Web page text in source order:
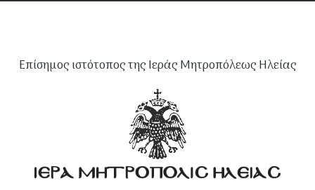
Επίσημος ιστότοπος της Ιεράς Μητροπόλεως Ηλείας